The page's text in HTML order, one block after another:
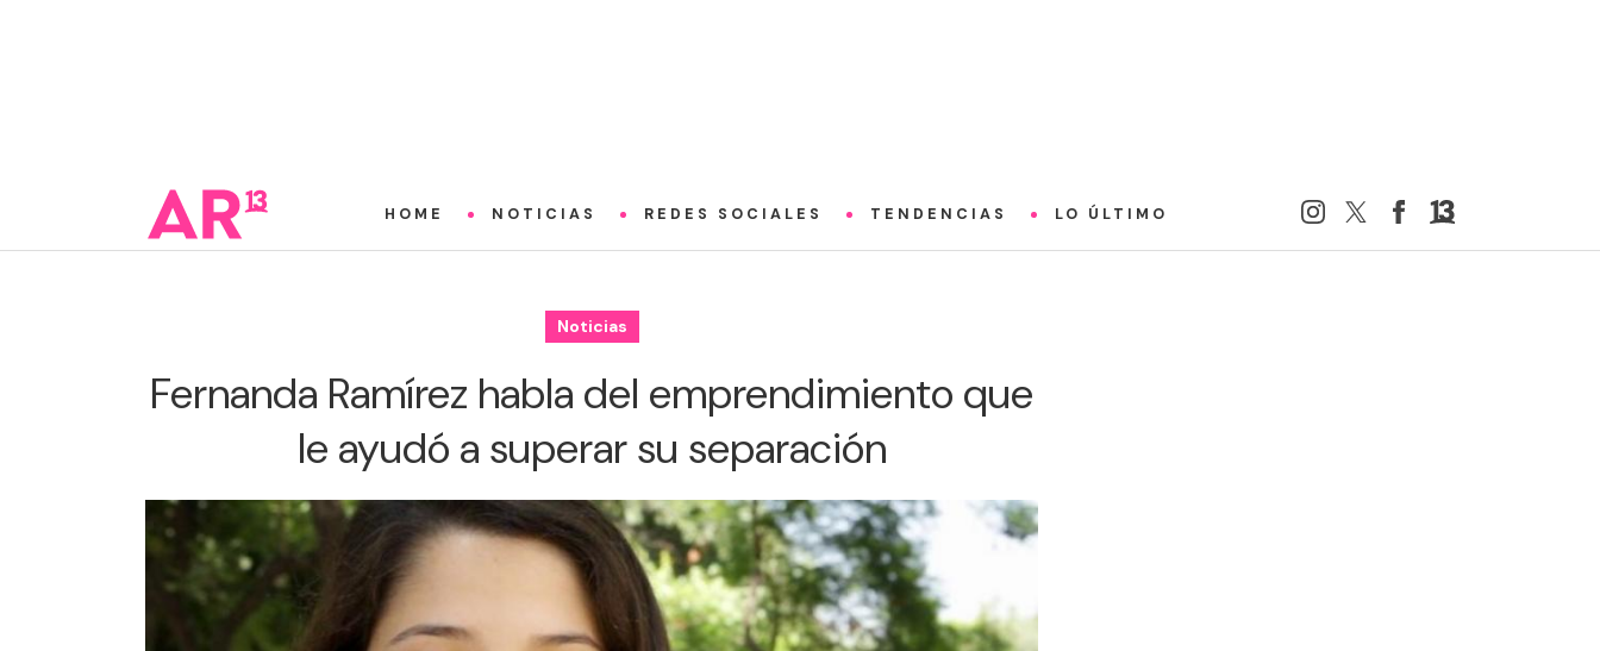
HOME NOTICIAS REDES SOCIALES TENDENCIAS LO ÚLTIMO
Noticias
Fernanda Ramírez habla del emprendimiento que
le ayudó a superar su separación